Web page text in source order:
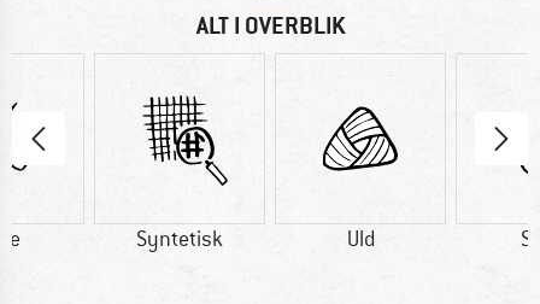
ALT I OVERBLIK
Syntetisk Uld